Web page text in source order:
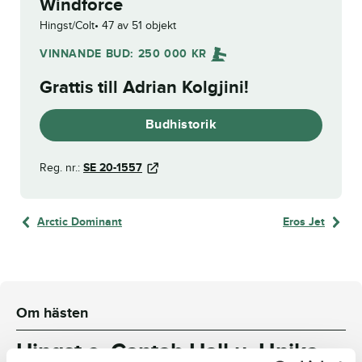
Windforce
Hingst/Colt 47 av 51 objekt
VINNANDE BUD: 250 000 KR
Grattis till Adrian Kolgjini!
Budhistorik
Reg. nr.: SE 20-1557
Arctic Dominant Eros Jet
Om hästen
Hingst e. Cantab Hall u. Unika